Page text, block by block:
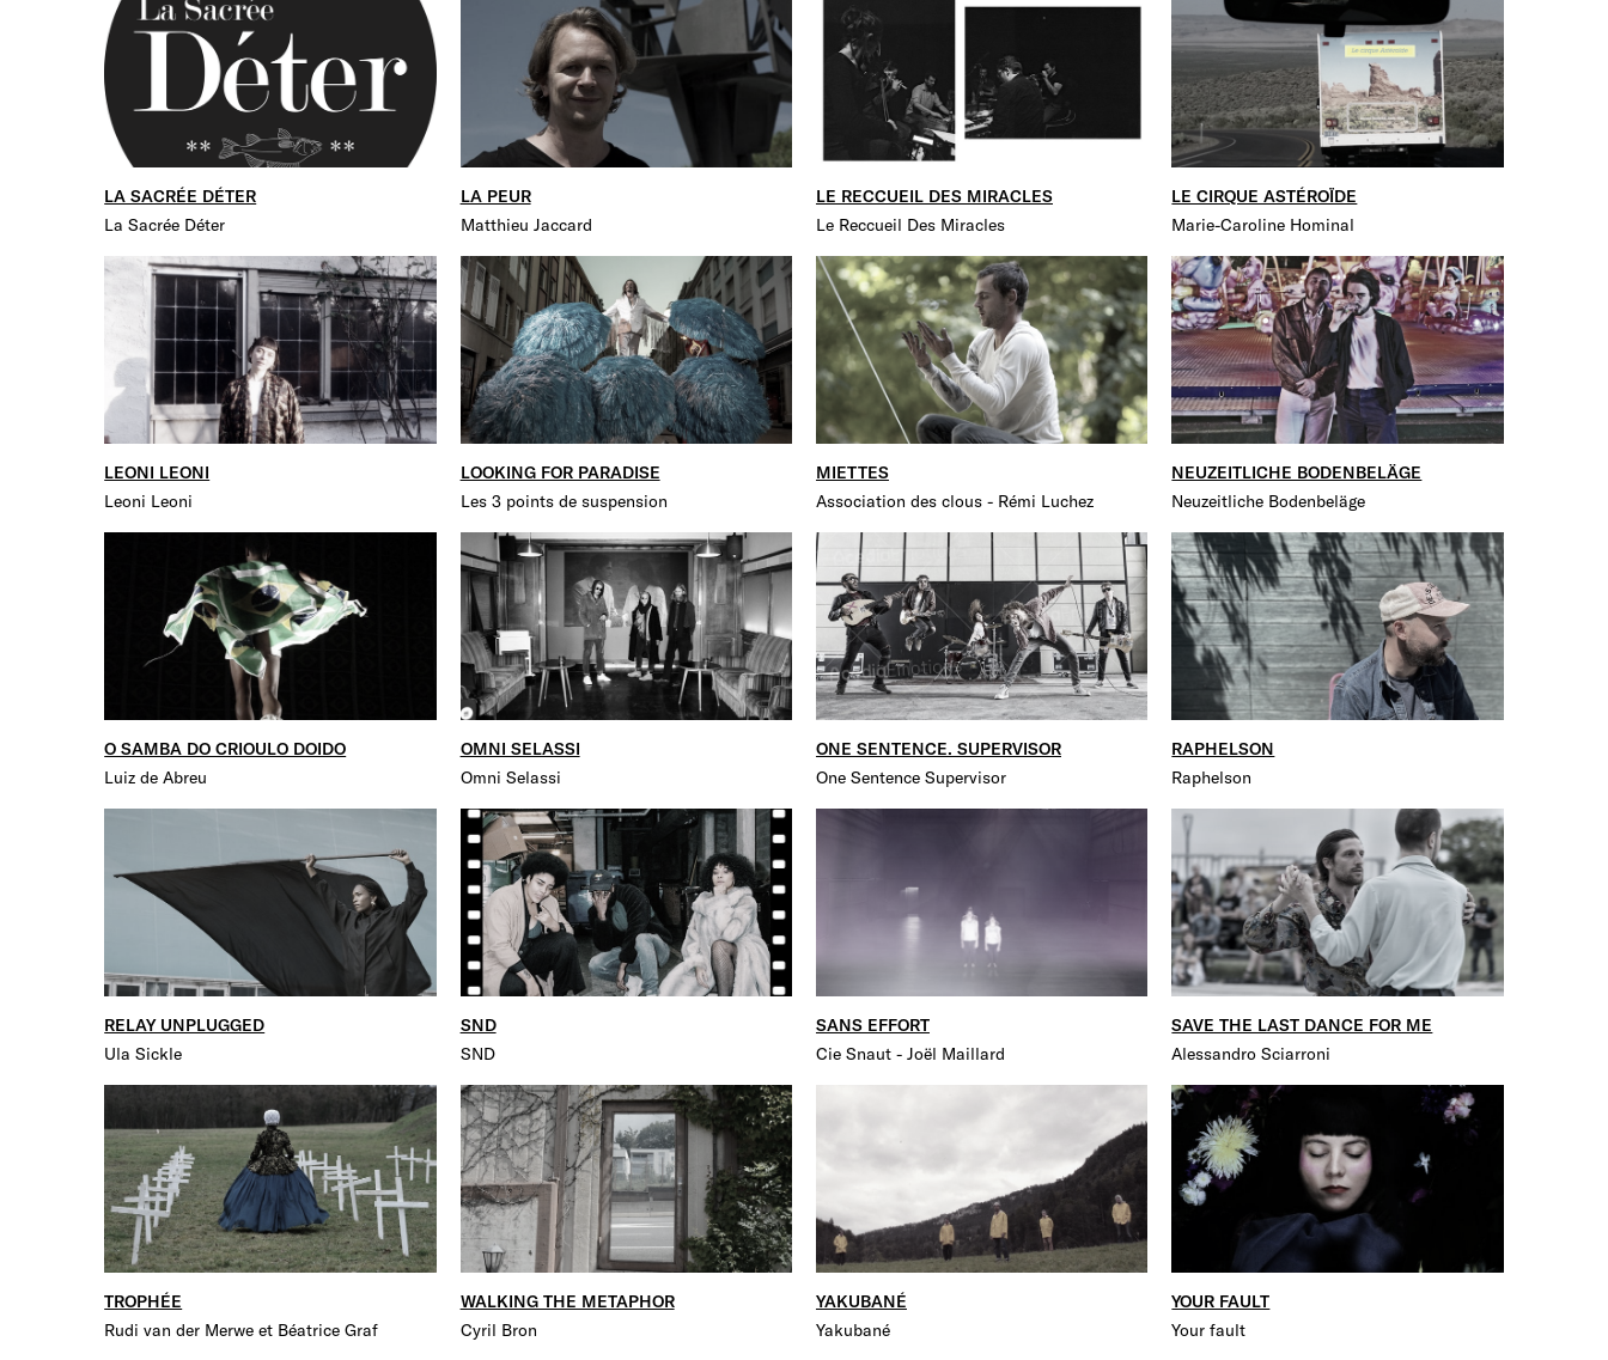
LA SACRÉE DÉTER
La Sacrée Déter
LA PEUR
Matthieu Jaccard
LE RECCUEIL DES MIRACLES
Le Reccueil Des Miracles
LE CIRQUE ASTÉROÏDE
Marie-Caroline Hominal
LEONI LEONI
Leoni Leoni
LOOKING FOR PARADISE
Les 3 points de suspension
MIETTES
Association des clous - Rémi Luchez
NEUZEITLICHE BODENBELÄGE
Neuzeitliche Bodenbeläge
O SAMBA DO CRIOULO DOIDO
Luiz de Abreu
OMNI SELASSI
Omni Selassi
ONE SENTENCE. SUPERVISOR
One Sentence Supervisor
RAPHELSON
Raphelson
RELAY UNPLUGGED
Ula Sickle
SND
SND
SANS EFFORT
Cie Snaut - Joël Maillard
SAVE THE LAST DANCE FOR ME
Alessandro Sciarroni
TROPHÉE
Rudi van der Merwe et Béatrice Graf
WALKING THE METAPHOR
Cyril Bron
YAKUBANÉ
Yakubané
YOUR FAULT
Your fault